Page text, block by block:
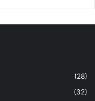
(28)
(32)